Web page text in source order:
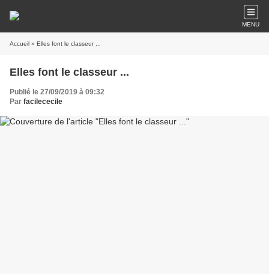
MENU
Accueil » Elles font le classeur ...
Elles font le classeur ...
Publié le 27/09/2019 à 09:32
Par facilececile